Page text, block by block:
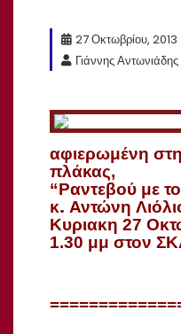
27 Οκτωβρίου, 2013
Γιάννης Αντωνιάδης
αφιερωμένη
πλάκας,
“Ραντεβού με
κ. Αντώνη
Κυριακη 27
1.30 μμ στον